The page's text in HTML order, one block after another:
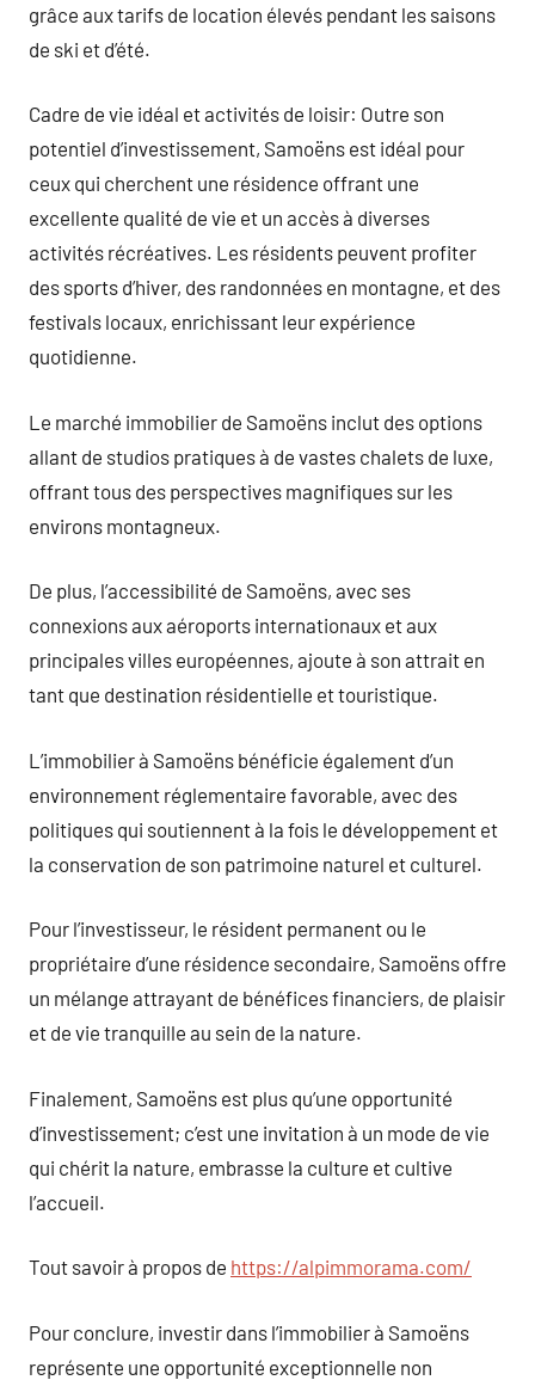
grâce aux tarifs de location élevés pendant les saisons
de ski et d’été.
Cadre de vie idéal et activités de loisir: Outre son
potentiel d’investissement, Samoëns est idéal pour
ceux qui cherchent une résidence offrant une
excellente qualité de vie et un accès à diverses
activités récréatives. Les résidents peuvent profiter
des sports d’hiver, des randonnées en montagne, et des
festivals locaux, enrichissant leur expérience
quotidienne.
Le marché immobilier de Samoëns inclut des options
allant de studios pratiques à de vastes chalets de luxe,
offrant tous des perspectives magnifiques sur les
environs montagneux.
De plus, l’accessibilité de Samoëns, avec ses
connexions aux aéroports internationaux et aux
principales villes européennes, ajoute à son attrait en
tant que destination résidentielle et touristique.
L’immobilier à Samoëns bénéficie également d’un
environnement réglementaire favorable, avec des
politiques qui soutiennent à la fois le développement et
la conservation de son patrimoine naturel et culturel.
Pour l’investisseur, le résident permanent ou le
propriétaire d’une résidence secondaire, Samoëns offre
un mélange attrayant de bénéfices financiers, de plaisir
et de vie tranquille au sein de la nature.
Finalement, Samoëns est plus qu’une opportunité
d’investissement; c’est une invitation à un mode de vie
qui chérit la nature, embrasse la culture et cultive
l’accueil.
Tout savoir à propos de https://alpimmorama.com/
Pour conclure, investir dans l’immobilier à Samoëns
représente une opportunité exceptionnelle non